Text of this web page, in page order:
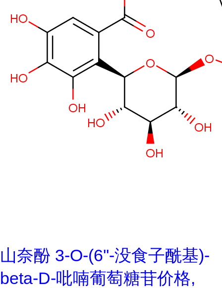
山奈酚 3-O-(6''-没食子酰基)-
beta-D-吡喃葡萄糖苷价格,